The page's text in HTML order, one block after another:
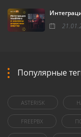
Популярные
ASTERISK
FREEPBX